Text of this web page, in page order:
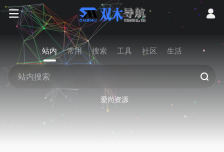
站内 常用 搜索 工具 社区 生活
爱尚资源